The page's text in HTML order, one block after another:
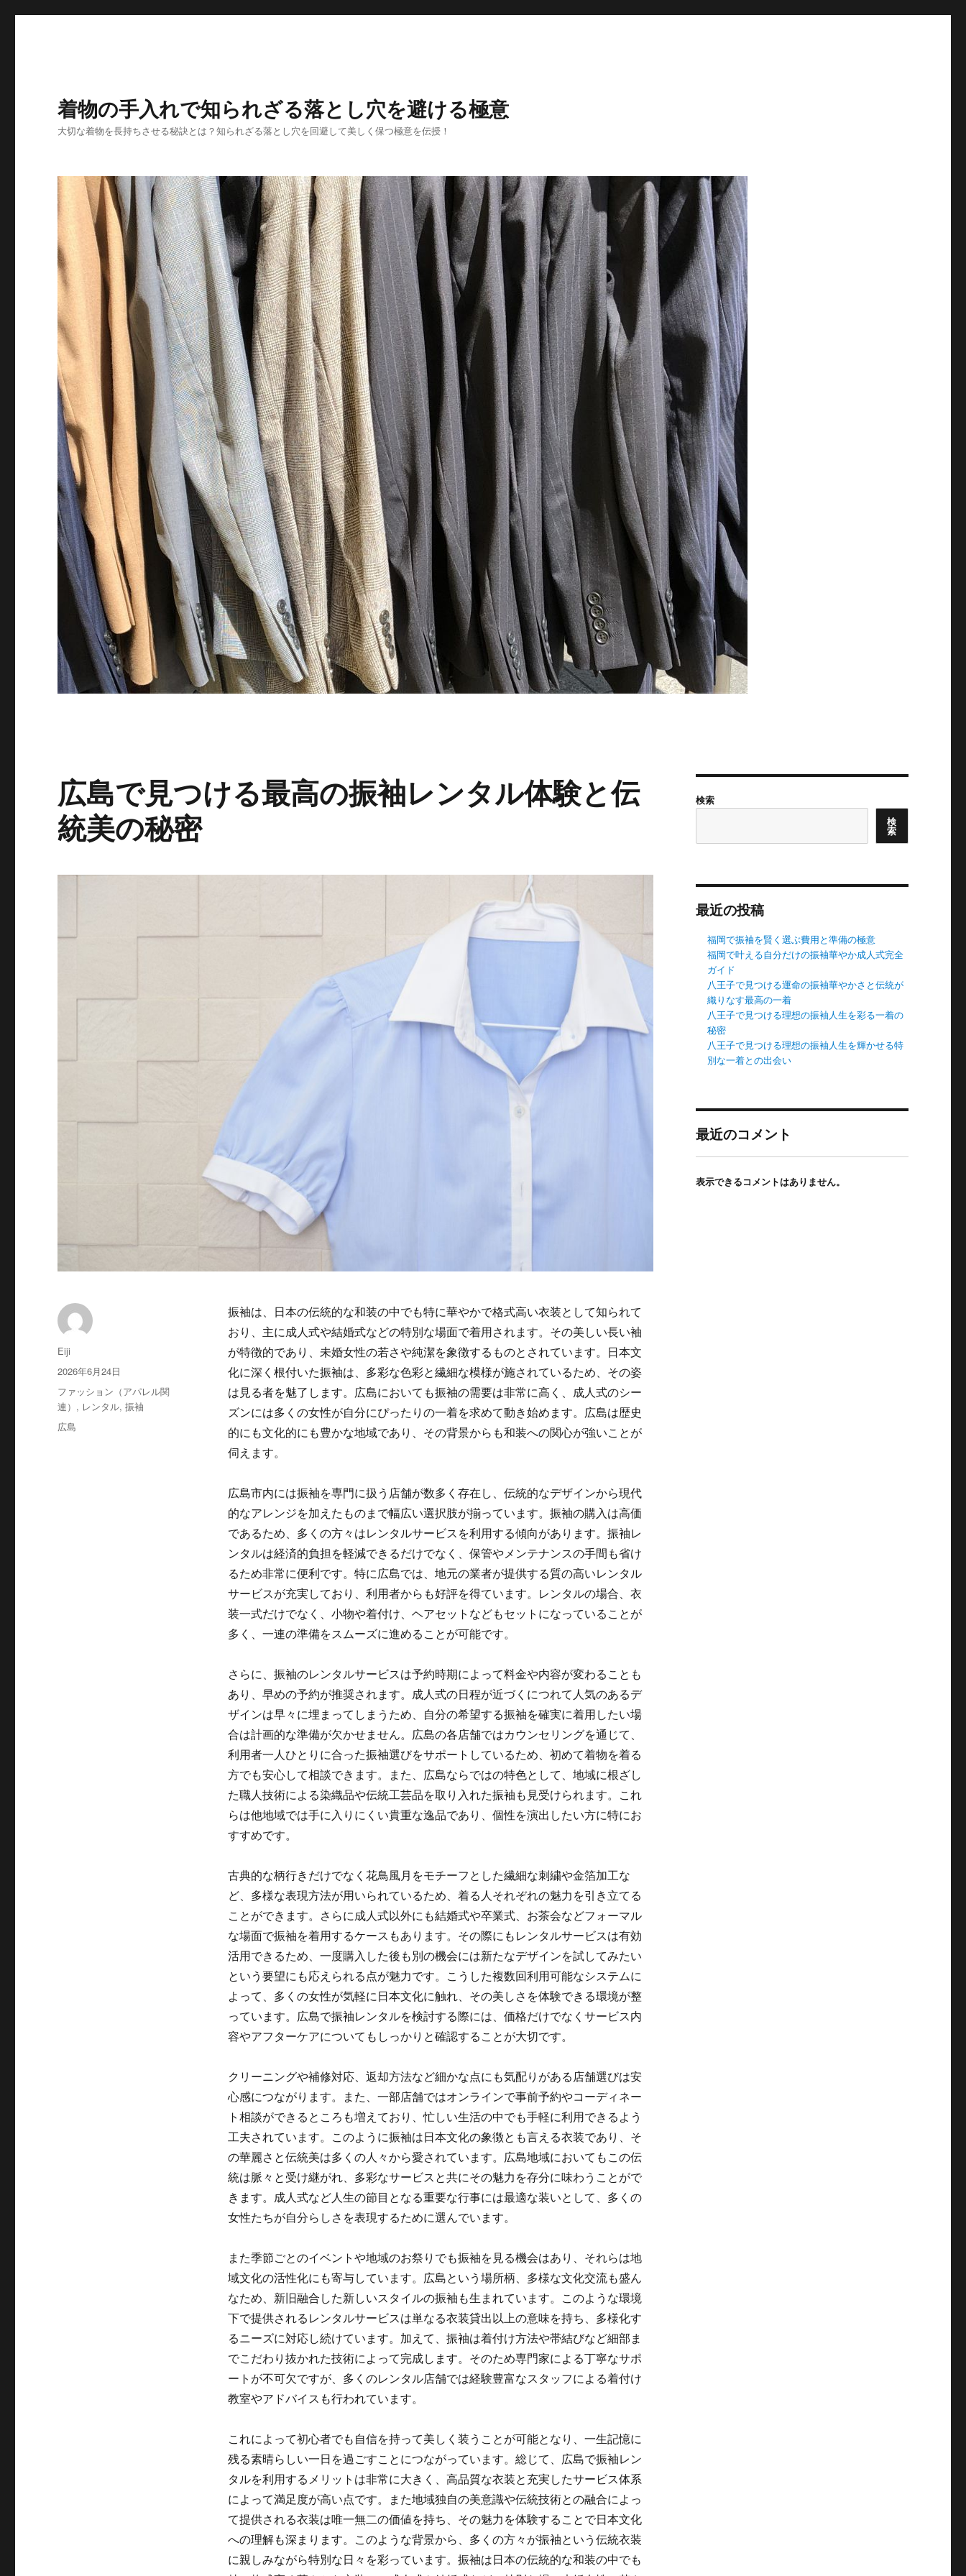
着物の手入れで知られざる落とし穴を避ける極意
大切な着物を長持ちさせる秘訣とは？知られざる落とし穴を回避して美しく保つ極意を伝授！
広島で見つける最高の振袖レンタル体験と伝
統美の秘密
振袖は、日本の伝統的な和装の中でも特に華やかで格式高い衣装として知られて
おり、主に成人式や結婚式などの特別な場面で着用されます。 その美しい長い袖
が特徴的であり、未婚女性の若さや純潔を象徴するものとされています。日本文
化に深く根付いた振袖は、多彩な色彩と繊細な模様が施されているため、その姿
は見る者を魅了します。広島においても振袖の需要は非常に高く、成人式のシー
ズンには多くの女性が自分にぴったりの一着を求めて動き始めます。広島は歴史
的にも文化的にも豊かな地域であり、その背景からも和装への関心が強いことが
伺えます。
広島市内には振袖を専門に扱う店舗が数多く存在し、伝統的なデザインから現代
的なアレンジを加えたものまで幅広い選択肢が揃っています。振袖の購入は高価
であるため、多くの方々はレンタルサービスを利用する傾向があります。振袖レ
ンタルは経済的負担を軽減できるだけでなく、保管やメンテナンスの手間も省け
るため非常に便利です。特に広島では、地元の業者が提供する質の高いレンタル
サービスが充実しており、利用者からも好評を得ています。レンタルの場合、衣
装一式だけでなく、小物や着付け、ヘアセットなどもセットになっていることが
多く、一連の準備をスムーズに進めることが可能です。
さらに、振袖のレンタルサービスは予約時期によって料金や内容が変わることも
あり、早めの予約が推奨されます。成人式の日程が近づくにつれて人気のあるデ
ザインは早々に埋まってしまうため、自分の希望する振袖を確実に着用したい場
合は計画的な準備が欠かせません。広島の各店舗ではカウンセリングを通じて、
利用者一人ひとりに合った振袖選びをサポートしているため、初めて着物を着る
方でも安心して相談できます。また、広島ならではの特色として、地域に根ざし
た職人技術による染織品や伝統工芸品を取り入れた振袖も見受けられます。これ
らは他地域では手に入りにくい貴重な逸品であり、個性を演出したい方に特にお
すすめです。
古典的な柄行きだけでなく花鳥風月をモチーフとした繊細な刺繍や金箔加工な
ど、多様な表現方法が用いられているため、着る人それぞれの魅力を引き立てる
ことができます。さらに成人式以外にも結婚式や卒業式、お茶会などフォーマル
な場面で振袖を着用するケースもあります。その際にもレンタルサービスは有効
活用できるため、一度購入した後も別の機会には新たなデザインを試してみたい
という要望にも応えられる点が魅力です。こうした複数回利用可能なシステムに
よって、多くの女性が気軽に日本文化に触れ、その美しさを体験できる環境が整
っています。広島で振袖レンタルを検討する際には、価格だけでなくサービス内
容やアフターケアについてもしっかりと確認することが大切です。
クリーニングや補修対応、返却方法など細かな点にも気配りがある店舗選びは安
心感につながります。また、一部店舗ではオンラインで事前予約やコーディネー
ト相談ができるところも増えており、忙しい生活の中でも手軽に利用できるよう
工夫されています。このように振袖は日本文化の象徴とも言える衣装であり、そ
の華麗さと伝統美は多くの人々から愛されています。広島地域においてもこの伝
統は脈々と受け継がれ、多彩なサービスと共にその魅力を存分に味わうことがで
きます。成人式など人生の節目となる重要な行事には最適な装いとして、多くの
女性たちが自分らしさを表現するために選んでいます。
また季節ごとのイベントや地域のお祭りでも振袖を見る機会はあり、それらは地
域文化の活性化にも寄与しています。広島という場所柄、多様な文化交流も盛ん
なため、新旧融合した新しいスタイルの振袖も生まれています。このような環境
下で提供されるレンタルサービスは単なる衣装貸出以上の意味を持ち、多様化す
るニーズに対応し続けています。加えて、振袖は着付け方法や帯結びなど細部ま
でこだわり抜かれた技術によって完成します。そのため専門家による丁寧なサポ
ートが不可欠ですが、多くのレンタル店舗では経験豊富なスタッフによる着付け
教室やアドバイスも行われています。
これによって初心者でも自信を持って美しく装うことが可能となり、一生記憶に
残る素晴らしい一日を過ごすことにつながっています。総じて、広島で振袖レン
タルを利用するメリットは非常に大きく、高品質な衣装と充実したサービス体系
によって満足度が高い点です。また地域独自の美意識や伝統技術との融合によっ
て提供される衣装は唯一無二の価値を持ち、その魅力を体験することで日本文化
への理解も深まります。このような背景から、多くの方々が振袖という伝統衣装
に親しみながら特別な日々を彩っています。振袖は日本の伝統的な和装の中でも
投
稿
Eiji
投
稿
日:
2026年6月24日
カ
テ
ゴ
リ
ファッション（アパレル関
連） , レンタル,振袖
タ
広島
検索
検
索
最近の投稿
福岡で振袖を賢く選ぶ費用と準備の極意
福岡で叶える自分だけの振袖華やか成人式完全
ガイド
八王子で見つける運命の振袖華やかさと伝統が
織りなす最高の一着
八王子で見つける理想の振袖人生を彩る一着の
秘密
八王子で見つける理想の振袖人生を輝かせる特
別な一着との出会い
最近のコメント
表示できるコメントはありません。